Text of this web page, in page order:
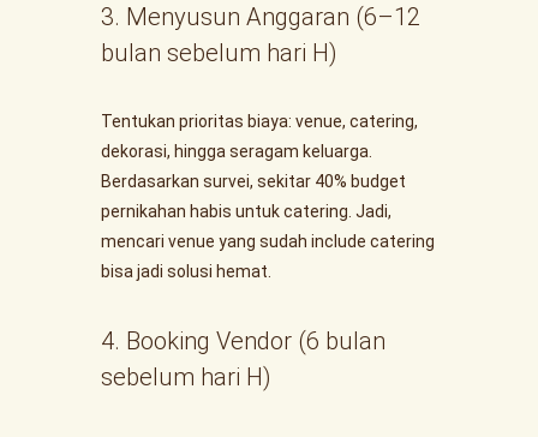
3. Menyusun Anggaran (6–12
bulan sebelum hari H)
Tentukan prioritas biaya: venue, catering,
dekorasi, hingga seragam keluarga.
Berdasarkan survei, sekitar 40% budget
pernikahan habis untuk catering. Jadi,
mencari venue yang sudah include catering
bisa jadi solusi hemat.
4. Booking Vendor (6 bulan
sebelum hari H)